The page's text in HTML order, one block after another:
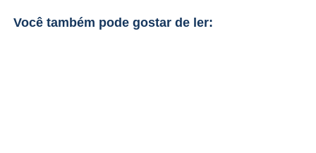
Você também pode gostar de ler: